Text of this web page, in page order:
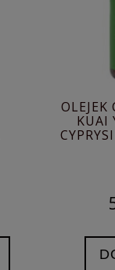
OLEJEK
KUAI